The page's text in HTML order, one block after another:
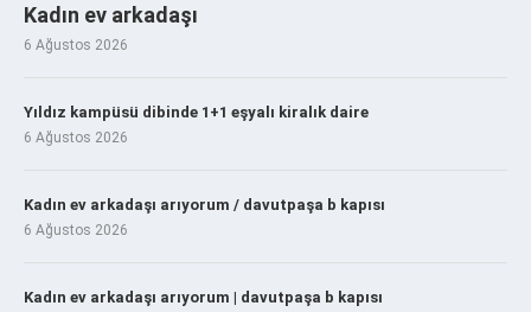
Kadın ev arkadaşı
6 Ağustos 2026
Yıldız kampüsü dibinde 1+1 eşyalı kiralık daire
6 Ağustos 2026
Kadın ev arkadaşı arıyorum / davutpaşa b kapısı
6 Ağustos 2026
Kadın ev arkadaşı arıyorum | davutpaşa b kapısı